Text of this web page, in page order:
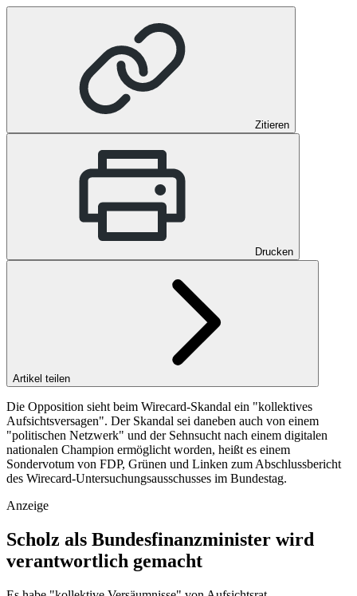
Zitieren
Drucken
Artikel teilen
Die Opposition sieht beim Wirecard-Skandal ein "kollektives
Aufsichtsversagen". Der Skandal sei daneben auch von einem
"politischen Netzwerk" und der Sehnsucht nach einem digitalen
nationalen Champion ermöglicht worden, heißt es einem
Sondervotum von FDP, Grünen und Linken zum Abschlussbericht
des Wirecard-Untersuchungsausschusses im Bundestag.
Anzeige
Scholz als Bundesfinanzminister wird
verantwortlich gemacht